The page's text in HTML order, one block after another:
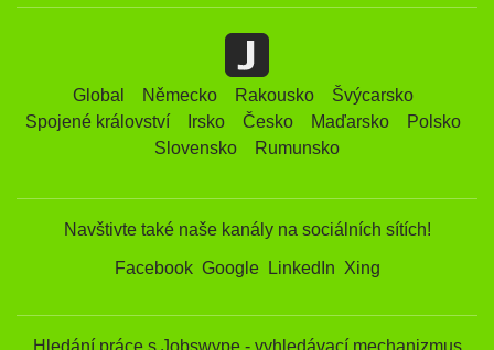
Global Německo Rakousko
Švýcarsko
Spojené království
Irsko Česko Maďarsko
Polsko
Slovensko
Rumunsko
Navštivte také naše kanály na sociálních sítích!
Facebook Google LinkedIn Xing
Hledání práce s Jobswype - vyhledávací mechanizmus